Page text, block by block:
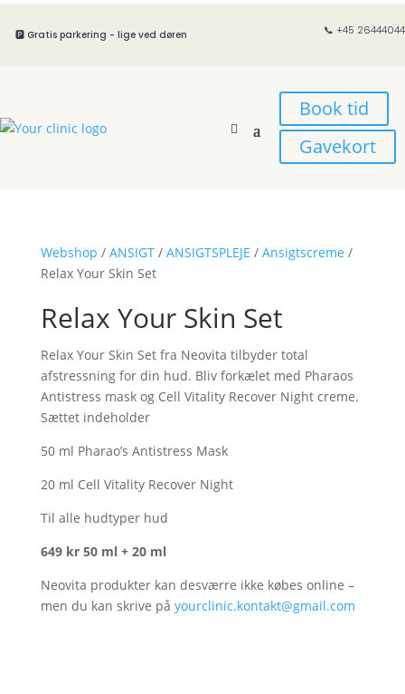
🅿️ Gratis parkering - lige ved døren 📞 +45 26444044
Book tid
Gavekort
Webshop / ANSIGT/ ANSIGTSPLEJE / Ansigtscreme /
Relax Your Skin Set
Relax Your Skin Set
Relax Your Skin Set fra Neovita tilbyder total
afstressning for din hud. Bliv forkælet med Pharaos
Antistress mask og Cell Vitality Recover Night creme.
Sættet indeholder
50 ml Pharao’s Antistress Mask
20 ml Cell Vitality Recover Night
Til alle hudtyper hud
649 kr 50 ml + 20 ml
Neovita produkter kan desværre ikke købes online –
men du kan skrive på yourclinic.kontakt@gmail.com